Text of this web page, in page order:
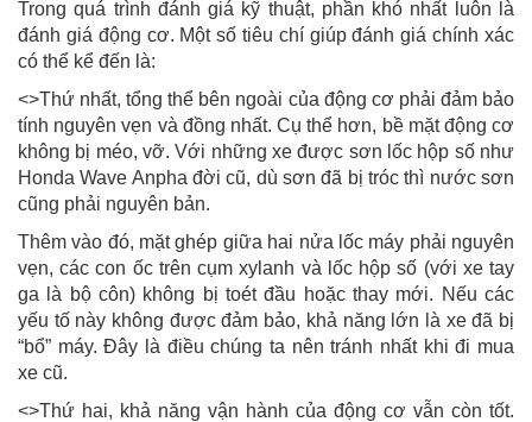
Trong quá trình đánh giá kỹ thuật, phần khó nhất luôn là
đánh giá động cơ. Một số tiêu chí giúp đánh giá chính xác
có thể kể đến là:
<>Thứ nhất, tổng thể bên ngoài của động cơ phải đảm bảo
tính nguyên vẹn và đồng nhất. Cụ thể hơn, bề mặt động cơ
không bị méo, vỡ. Với những xe được sơn lốc hộp số như
Honda Wave Anpha đời cũ, dù sơn đã bị tróc thì nước sơn
cũng phải nguyên bản.
Thêm vào đó, mặt ghép giữa hai nửa lốc máy phải nguyên
vẹn, các con ốc trên cụm xylanh và lốc hộp số (với xe tay
ga là bộ côn) không bị toét đầu hoặc thay mới. Nếu các
yếu tố này không được đảm bảo, khả năng lớn là xe đã bị
“bổ” máy. Đây là điều chúng ta nên tránh nhất khi đi mua
xe cũ.
<>Thứ hai, khả năng vận hành của động cơ vẫn còn tốt.